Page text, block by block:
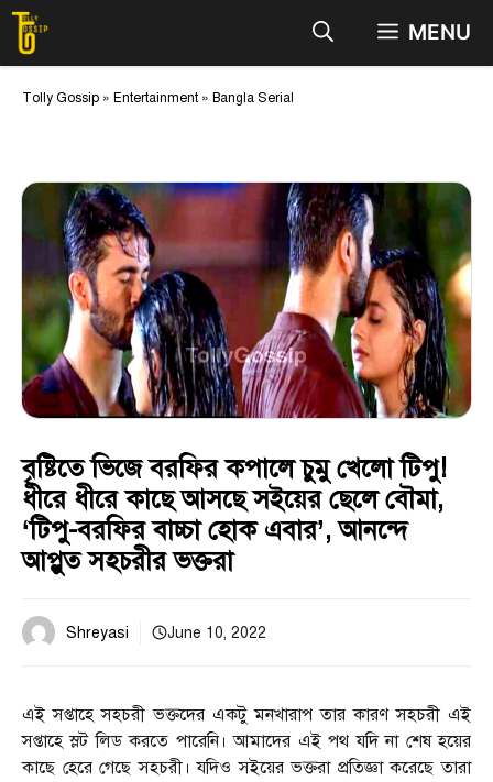
Skip
content
MENU
Tolly Gossip » Entertainment » Bangla Serial
বৃষ্টিতে ভিজে বরফির কপালে চুমু খেলো টিপু!
ধীরে ধীরে কাছে আসছে সইয়ের ছেলে বৌমা,
‘টিপু-বরফির বাচ্চা হোক এবার’, আনন্দে
আপ্লুত সহচরীর ভক্তরা
Shreyasi June 10, 2022
এই সপ্তাহে সহচরী ভক্তদের একটু মনখারাপ তার কারণ সহচরী এই
সপ্তাহে স্লট লিড করতে পারেনি। আমাদের এই পথ যদি না শেষ হয়ের
কাছে হেরে গেছে সহচরী। যদিও সইয়ের ভক্তরা প্রতিজ্ঞা করেছে তারা